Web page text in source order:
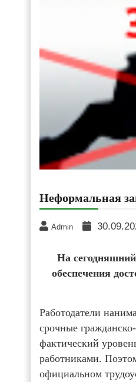
Неформальная
Admin
На
обеспечения
Работодатели
срочные
фактический
работниками.
официальном